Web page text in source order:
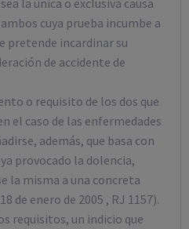
cuya prueba incumbe a
pretende incardinar su
de accidente de
o requisito de los dos que
el caso de las enfermedades
además, que basa con
provocado la dolencia,
la misma a una concreta
de enero de 2005 , RJ 1157).
requisitos, un indicio que